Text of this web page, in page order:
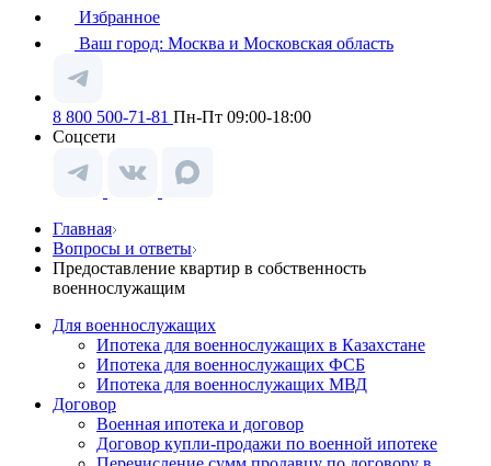
Избранное
Ваш город: Москва и Московская область
8 800 500-71-81 Пн-Пт 09:00-18:00
Соцсети
Главная
Вопросы и ответы
Предоставление квартир в собственность
военнослужащим
Для военнослужащих
Ипотека для военнослужащих в Казахстане
Ипотека для военнослужащих ФСБ
Ипотека для военнослужащих МВД
Договор
Военная ипотека и договор
Договор купли-продажи по военной ипотеке